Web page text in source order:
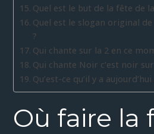
Quel est le but de la fête de
Quel est le slogan original
?
Qui chante sur la 2 en ce
Qui chante Noir c’est noir
Qu’est-ce qu’il y a
Où faire la